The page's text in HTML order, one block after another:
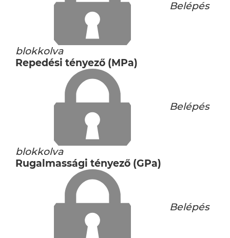
Belépés
blokkolva
Repedési tényező (MPa)
Belépés
blokkolva
Rugalmassági tényező (GPa)
Belépés